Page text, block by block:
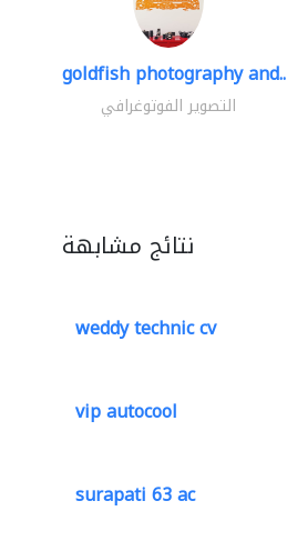
goldfish photography and..
التصوير الفوتوغرافي
نتائج مشابهة
weddy technic cv
vip autocool
surapati 63 ac